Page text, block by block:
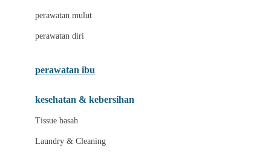
M
Magformers
Mamaway
Maxi Cosi
Megabloks
perawatan mulut
perawatan diri
perawatan ibu
kesehatan & kebersihan
Tissue basah
Laundry & Cleaning